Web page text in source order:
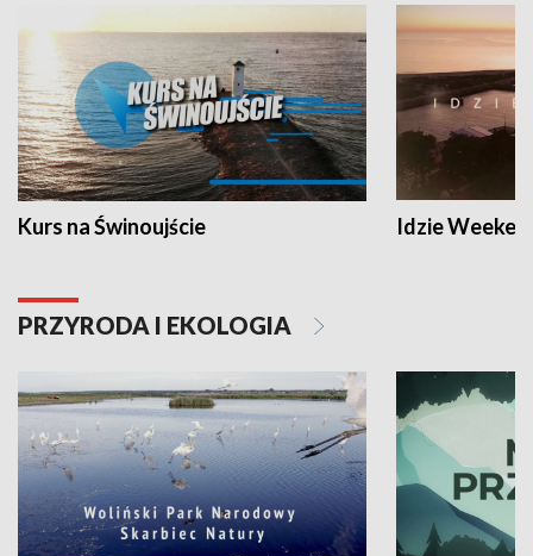
Kurs na Świnoujście Idzie
PRZYRODA I EKOLOGIA